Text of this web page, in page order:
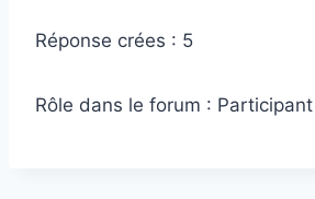
Réponse crées : 5
Rôle dans le forum : Participant